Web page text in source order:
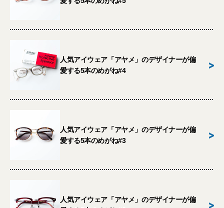
人気アイウェア「アヤメ」のデザイナーが偏
愛する5本のめがね#4
>
人気アイウェア「アヤメ」のデザイナーが偏
愛する5本のめがね#3
>
人気アイウェア「アヤメ」のデザイナーが偏
>